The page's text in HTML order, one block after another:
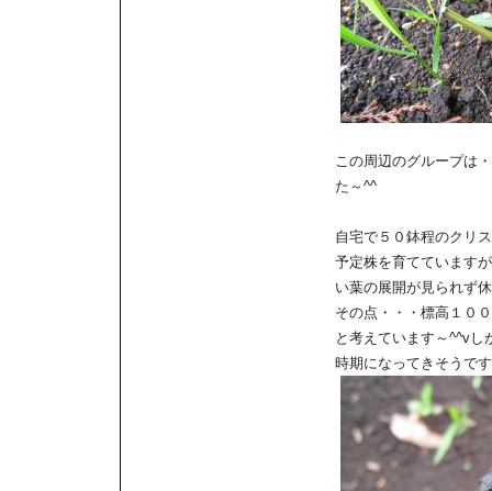
この周辺のグループは
た～^^
自宅で５０鉢程のクリ
予定株を育てています
い葉の展開が見られず
その点・・・標高１０
と考えています～^^vし
時期になってきそうで